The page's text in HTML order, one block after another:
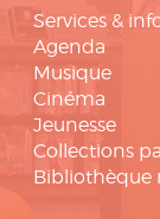
Services &
Agenda
Musique
Cinéma
Jeunesse
Collections
Bibliothèque